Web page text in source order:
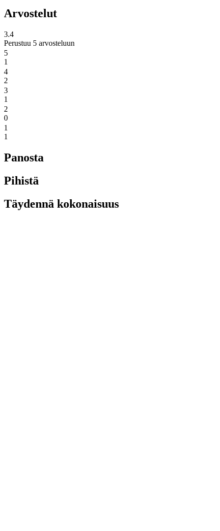
Arvostelut
3.4
Perustuu 5 arvosteluun
5
1
4
2
3
1
2
0
1
1
Panosta
Pihistä
Täydennä kokonaisuus